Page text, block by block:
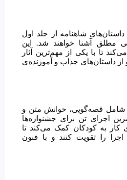
داستان‌های شاهنامه از جلد اول
مطلق آشنا خواهند شد. این
تا با یکی از مهم‌ترین آثار
از داستان‌های جذاب و آموزنده‌ی
شامل قصه‌گویی، خوانش متن و
اجرای تن برای جشنواره‌ها
کار به کودکان کمک می‌کند تا
را تقویت کنند و با فنون